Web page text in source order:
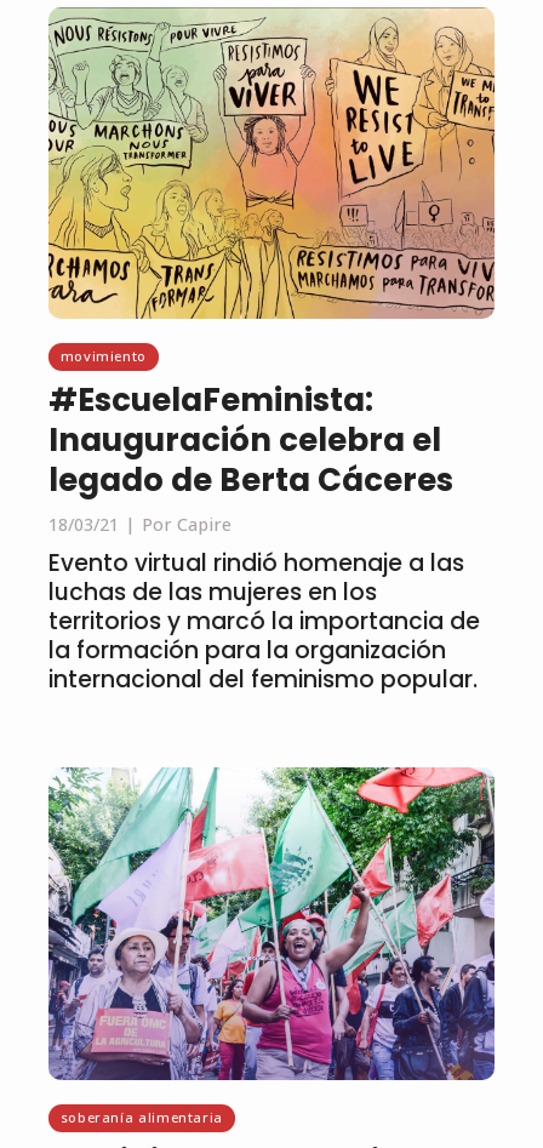
movimiento
#EscuelaFeminista:
Inauguración celebra el
legado de Berta Cáceres
18/03/21 Por Capire
Evento virtual rindió homenaje a las
luchas de las mujeres en los
territorios y marcó la importancia de
la formación para la organización
internacional del feminismo popular.
soberanía alimentaria